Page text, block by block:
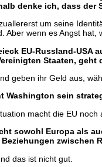
denke ich, dass der
um seine
Aber wenn es Angst
EU-Russland-
Staaten,
geben ihr Geld aus,
Washington sein
macht die EU noch
sowohl Europa als
zwischen
das ist nicht gut.